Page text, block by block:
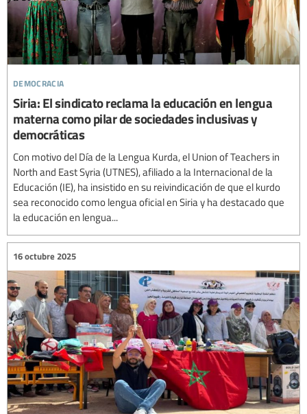
democracia
Siria: El sindicato reclama la educación en lengua
materna como pilar de sociedades inclusivas y
democráticas
Con motivo del Día de la Lengua Kurda, el Union of Teachers in
North and East Syria (UTNES), afiliado a la Internacional de la
Educación (IE), ha insistido en su reivindicación de que el kurdo
sea reconocido como lengua oficial en Siria y ha destacado que
la educación en lengua...
16 octubre 2025